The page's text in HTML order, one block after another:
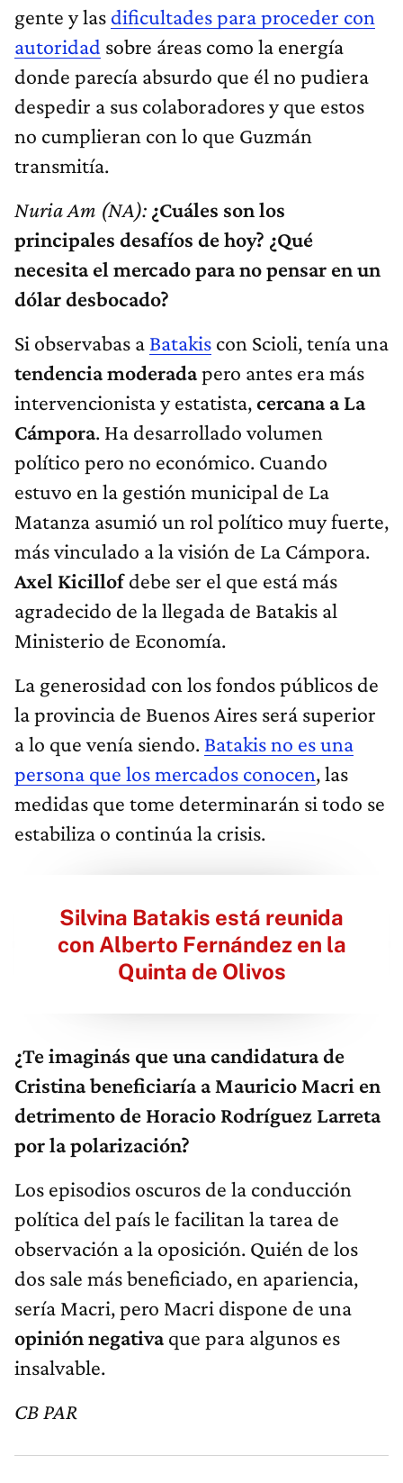
gente y las dificultades para proceder con
autoridad sobre áreas como la energía
donde parecía absurdo que él no pudiera
despedir a sus colaboradores y que estos
no cumplieran con lo que Guzmán
transmitía.
Nuria Am (NA): ¿Cuáles son los
principales desafíos de hoy? ¿Qué
necesita el mercado para no pensar en un
dólar desbocado?
Si observabas a Batakis con Scioli, tenía una
tendencia moderadapero antes era más
intervencionista y estatista,cercana a La
Cámpora. Ha desarrollado volumen
político pero no económico. Cuando
estuvo en la gestión municipal de La
Matanza asumió un rol político muy fuerte,
más vinculado a la visión de La Cámpora.
Axel Kicillofdebe ser el que está más
agradecido de la llegada de Batakis al
Ministerio de Economía.
La generosidad con los fondos públicos de
la provincia de Buenos Aires será superior
a lo que venía siendo. Batakis no es una
persona que los mercados conocen, las
medidas que tome determinarán si todo se
estabiliza o continúa la crisis.
Silvina Batakis está reunida
con Alberto Fernández en la
Quinta de Olivos
¿Te imaginás que una candidatura de
Cristina beneficiaría a Mauricio Macri en
detrimento de Horacio Rodríguez Larreta
por la polarización?
Los episodios oscuros de la conducción
política del país le facilitan la tarea de
observación a la oposición. Quién de los
dos sale más beneficiado, en apariencia,
sería Macri, pero Macri dispone de una
opinión negativaque para algunos es
insalvable.
CB PAR